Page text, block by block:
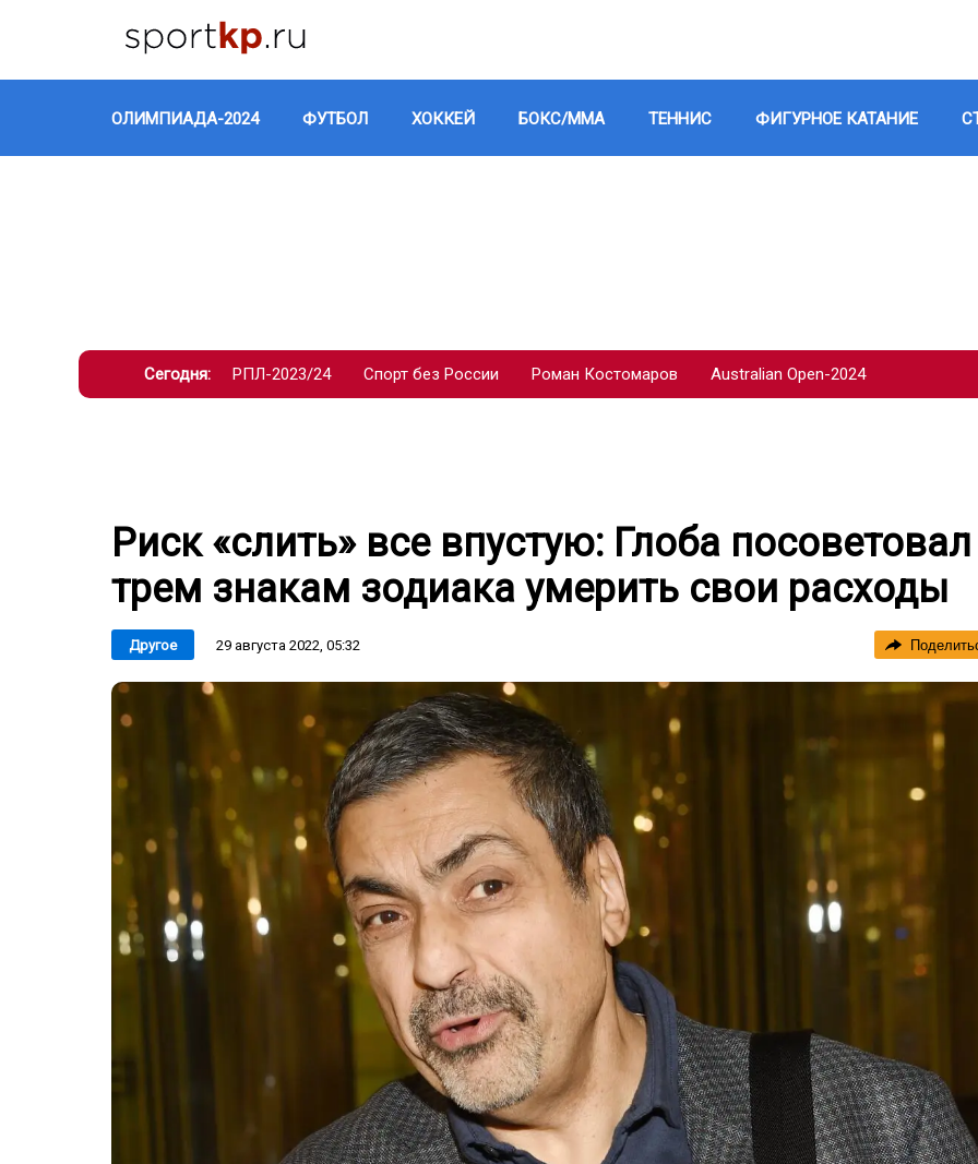
ОЛИМПИАДА-2024 ФУТБОЛ ХОККЕЙ БОКС/ММА ТЕННИС ФИГУРНОЕ КАТАНИЕ
Сегодня: РПЛ-2023/24 Спорт без России Роман Костомаров Australian Open-2024
Риск «слить» все впустую: Глоба посоветовал
трем знакам зодиака умерить свои расходы
Другое 29 августа 2022, 05:32